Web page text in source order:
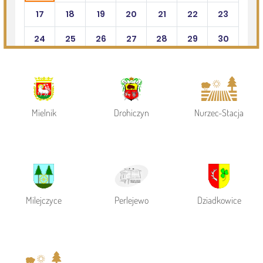
Powiat Siemiatycki Siemiatycze Gmina Siemiatycze
Mielnik Drohiczyn Nurzec-Stacja
Milejczyce Perlejewo Dziadkowice